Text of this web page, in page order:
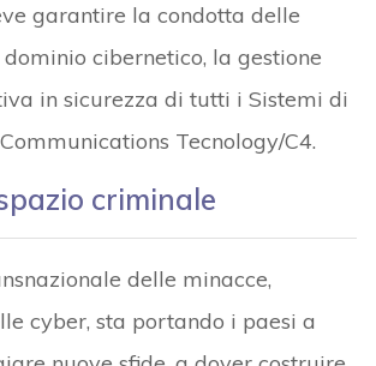
garantire la condotta delle
cibernetico, la gestione
in sicurezza di tutti i Sistemi di
Tecnology/C4.
criminale
delle minacce,
cyber, sta portando i paesi a